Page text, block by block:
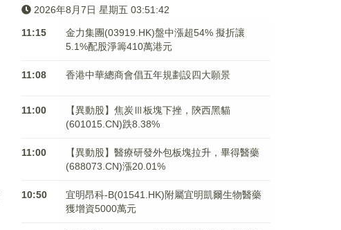
2026年8月7日 星期五 03:51:43
11:15
金力集團(03919.HK)盤中漲超54% 擬折讓
5.1%配股淨籌410萬港元
11:08 香港中華總商會倡五年規劃設四大願景
11:00
【異動股】焦炭Ⅲ板塊下挫，陝西黑貓
(601015.CN)跌8.38%
11:00
【異動股】醫療研發外包板塊拉升，畢得醫藥
(688073.CN)漲20.01%
10:50
宜明昂科-B(01541.HK)附屬宜明凱爾生物醫藥
獲增資5000萬元